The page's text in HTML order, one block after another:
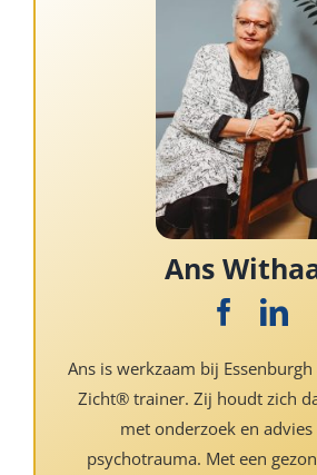
Ans
Ans is werkzaam bij
Zicht® trainer. Zij houdt zich
met onderzoek en
psychotrauma. Met een